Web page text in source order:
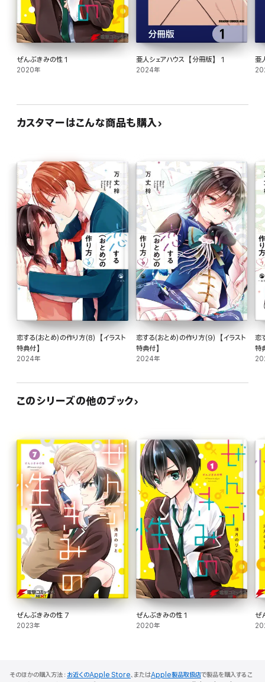
ぜんぶきみの性 1
2020年
亜人シェアハウス【分冊版】 1
2024年
亜
カスタマーはこんな商品も購入
恋する(おとめ)の作り方(8)【イラスト
特典付】
2024年
恋する(おとめ)の作り方(9)【イラスト
特典付】
2024年
恋
特
このシリーズの他のブック
ぜんぶきみの性 7
2023年
ぜんぶきみの性 1
2020年
ぜ
そのほかの購入方法： お近くのApple Store、またはApple製品取扱店で製品を購入するこ